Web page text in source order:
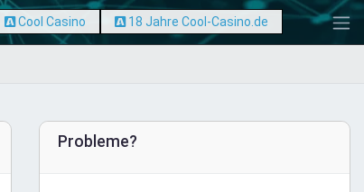
Cool Casino 18 Jahre Cool-Casino.de
Probleme?